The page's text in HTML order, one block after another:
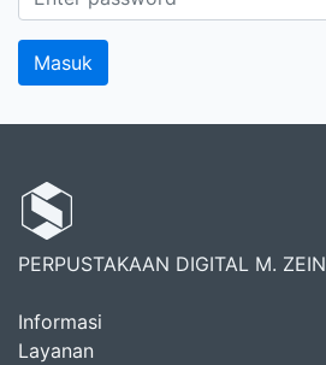
PERPUSTAKAAN DIGITAL M. ZEIN
Informasi
Layanan